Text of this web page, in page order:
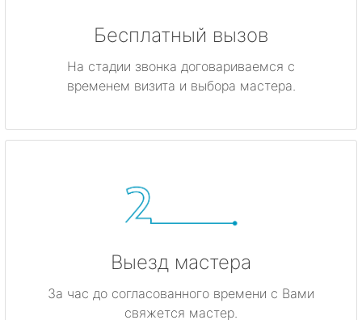
Бесплатный вызов
На стадии звонка договариваемся с
временем визита и выбора мастера.
Выезд мастера
За час до согласованного времени с Вами
свяжется мастер.